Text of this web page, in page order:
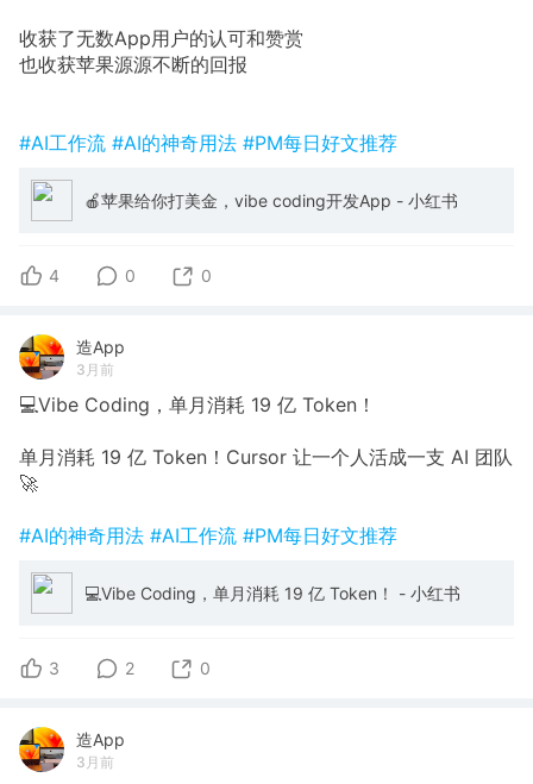
收获了无数App用户的认可和赞赏
也收获苹果源源不断的回报
#AI工作流 #AI的神奇用法 #PM每日好文推荐
🍎苹果给你打美金，vibe coding开发App - 小红书
4 0 0
造App
3月前
💻Vibe Coding，单月消耗 19 亿 Token！
单月消耗 19 亿 Token！Cursor 让一个人活成一支 AI 团队
🚀
#AI的神奇用法 #AI工作流 #PM每日好文推荐
💻Vibe Coding，单月消耗 19 亿 Token！ - 小红书
3 2 0
造App
3月前